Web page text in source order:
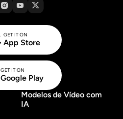
GET IT ON
App Store
GET IT ON
Google Play
Modelos de Vídeo com
IA